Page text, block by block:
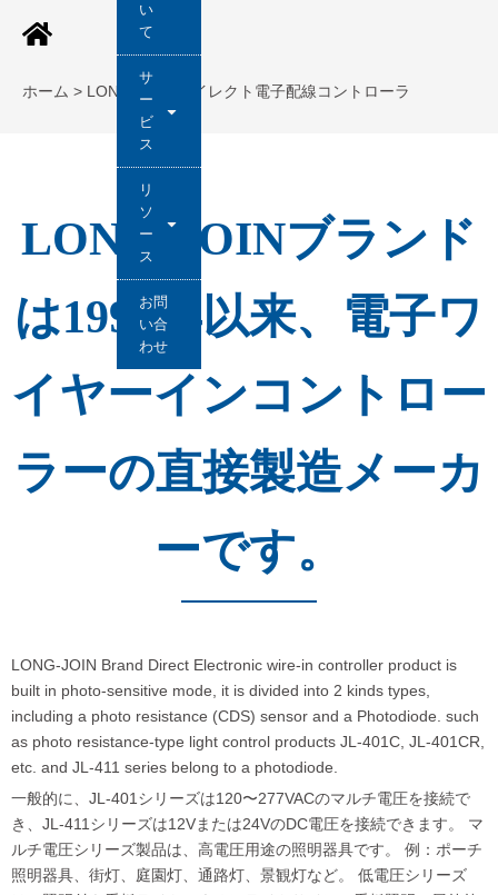
い
て
サ
ー
ビ
ス
リ
ソ
ー
ス
お問
い合
わせ
ホーム > LONG-JOIN ダイレクト電子配線コントローラ
LONG-JOINブランド
は1996年以来、電子ワ
イヤーインコントロー
ラーの直接製造メーカ
ーです。
LONG-JOIN Brand Direct Electronic wire-in controller product is
built in photo-sensitive mode, it is divided into 2 kinds types,
including a photo resistance (CDS) sensor and a Photodiode. such
as photo resistance-type light control products JL-401C, JL-401CR,
etc. and JL-411 series belong to a photodiode.
一般的に、JL-401シリーズは120〜277VACのマルチ電圧を接続で
き、JL-411シリーズは12Vまたは24VのDC電圧を接続できます。 マ
ルチ電圧シリーズ製品は、高電圧用途の照明器具です。 例：ポーチ
照明器具、街灯、庭園灯、通路灯、景観灯など。 低電圧シリーズ